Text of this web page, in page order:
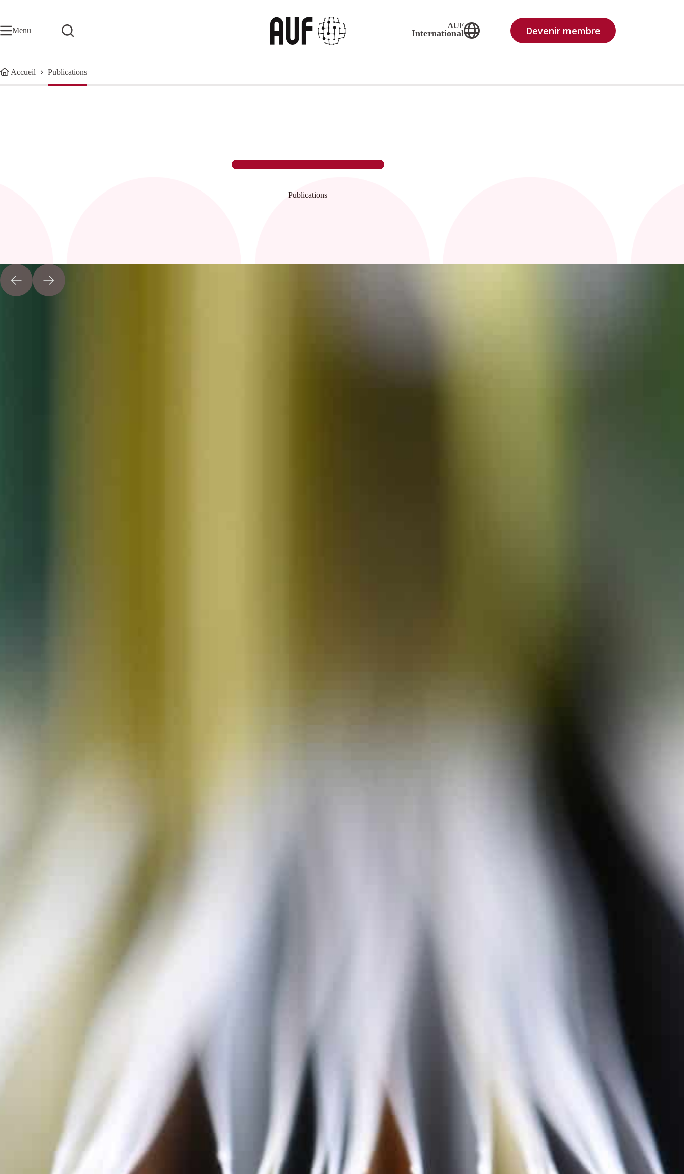
Menu
AUF
International Devenir membre
Accueil Publications
Publications